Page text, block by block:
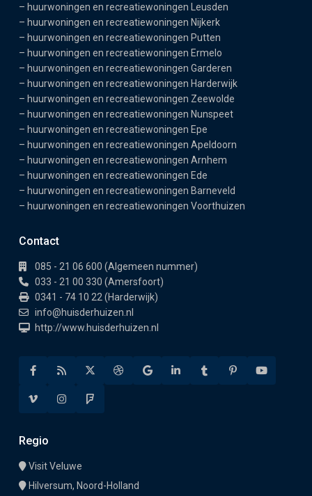
– huurwoningen en recreatiewoningen Leusden
– huurwoningen en recreatiewoningen Nijkerk
– huurwoningen en recreatiewoningen Putten
– huurwoningen en recreatiewoningen Ermelo
– huurwoningen en recreatiewoningen Garderen
– huurwoningen en recreatiewoningen Harderwijk
– huurwoningen en recreatiewoningen Zeewolde
– huurwoningen en recreatiewoningen Nunspeet
– huurwoningen en recreatiewoningen Epe
– huurwoningen en recreatiewoningen Apeldoorn
– huurwoningen en recreatiewoningen Arnhem
– huurwoningen en recreatiewoningen Ede
– huurwoningen en recreatiewoningen Barneveld
– huurwoningen en recreatiewoningen Voorthuizen
Contact
085 - 21 06 600 (Algemeen nummer)
033 - 21 00 330 (Amersfoort)
0341 - 74 10 22 (Harderwijk)
info@huisderhuizen.nl
http://www.huisderhuizen.nl
Regio
Visit Veluwe
Hilversum, Noord-Holland